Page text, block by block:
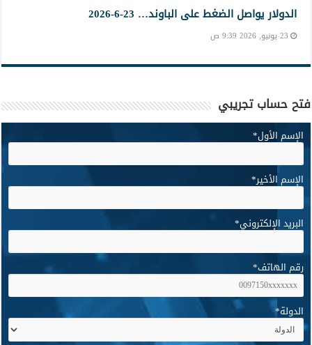
الدولار يواصل الضغط على الباوند… 23-6-2026
23 يونيو, 2026 9:39 ص
فتح حساب تجريبي
الإسم الأول*
الإسم الأخير*
البريد الإلكتروني*
رقم الهاتف*
الدولة*